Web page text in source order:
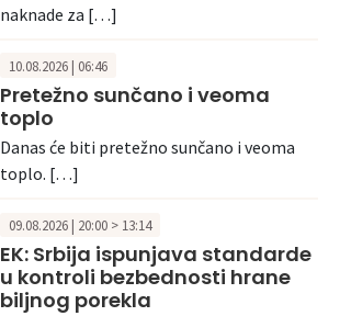
naknade za […]
10.08.2026 | 06:46
Pretežno sunčano i veoma
toplo
Danas će biti pretežno sunčano i veoma
toplo. […]
09.08.2026 | 20:00 > 13:14
EK: Srbija ispunjava standarde
u kontroli bezbednosti hrane
biljnog porekla